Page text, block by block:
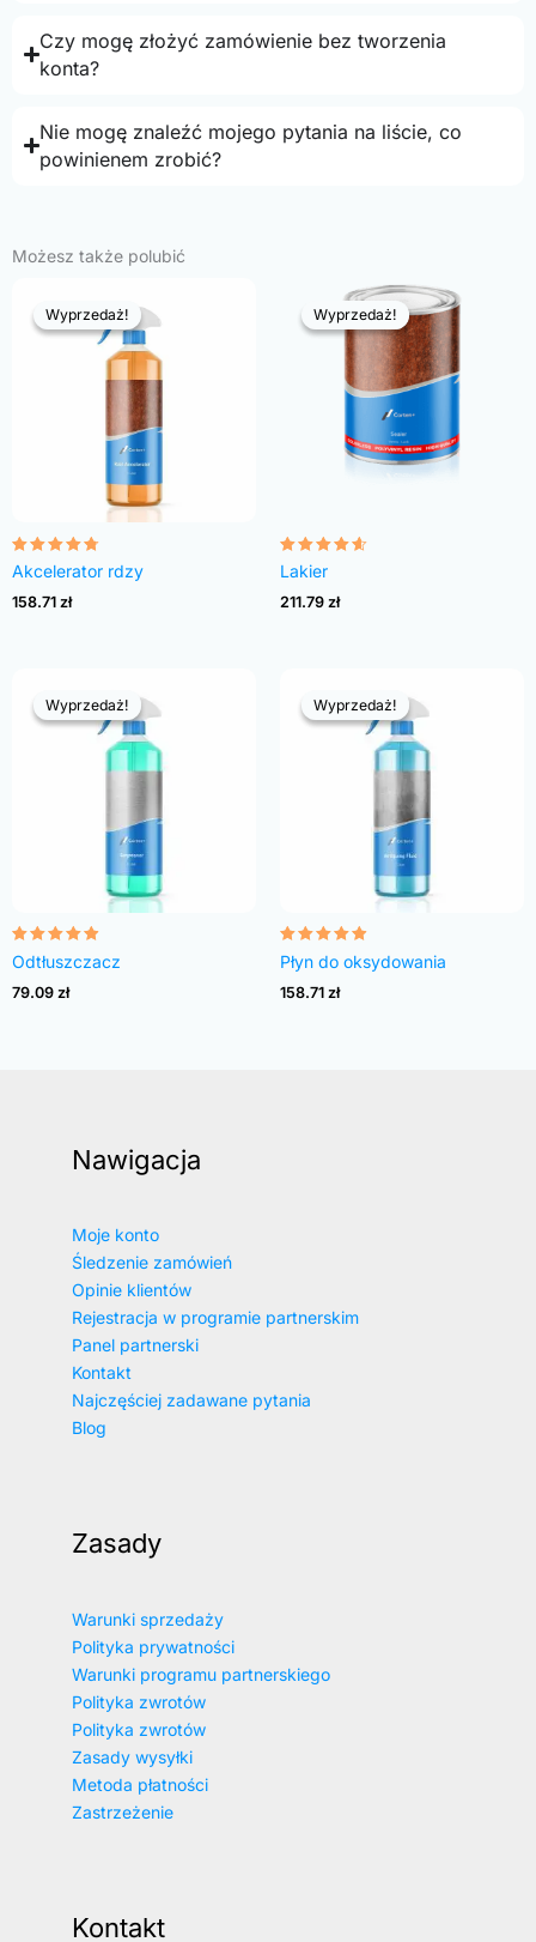
Czy mogę złożyć zamówienie bez tworzenia
konta?
Nie mogę znaleźć mojego pytania na liście, co
powinienem zrobić?
Możesz także polubić
Wyprzedaż!
Wyprzedaż!
Oceniono
4.68
na 5
Akcelerator rdzy
158.71 zł
Wyprzedaż!
Wyprzedaż!
Oceniono
4.54
na 5
Lakier
211.79 zł
Wyprzedaż!
Wyprzedaż!
Oceniono
4.82
na 5
Odtłuszczacz
79.09 zł
Wyprzedaż!
Wyprzedaż!
Oceniono
4.83
na 5
Płyn do oksydowania
158.71 zł
Nawigacja
Moje konto
Śledzenie zamówień
Opinie klientów
Rejestracja w programie partnerskim
Panel partnerski
Kontakt
Najczęściej zadawane pytania
Blog
Zasady
Warunki sprzedaży
Polityka prywatności
Warunki programu partnerskiego
Polityka zwrotów
Polityka zwrotów
Zasady wysyłki
Metoda płatności
Zastrzeżenie
Kontakt